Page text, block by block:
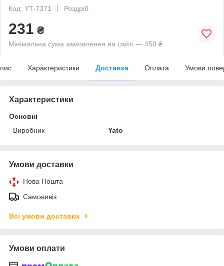
Код: YT-7371
Роздріб
231 ₴
Мінімальна сума замовлення на сайті — 450 ₴
Характеристики Доставка Оплата Умови
Характеристики
Основні
Виробник
Yato
Умови доставки
Нова Пошта
Самовивіз
Всі умови доставки
Умови оплати